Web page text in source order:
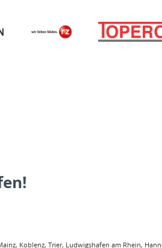
Koblenz, Trier, Ludwigshafen am Rhein,